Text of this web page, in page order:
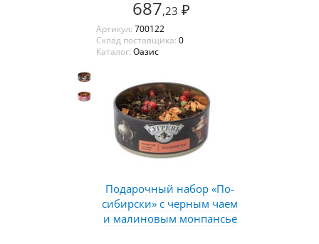
687,23 ₽
Артикул: 700122
Склад поставщика: 0
Каталог: Оазис
Подарочный набор «По-
сибирски» с черным чаем
и малиновым монпансье